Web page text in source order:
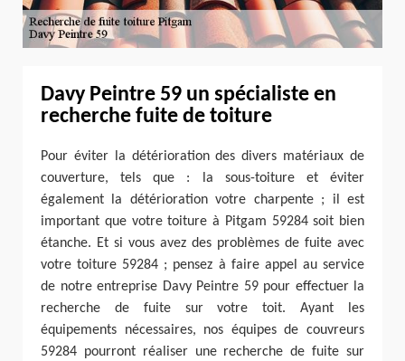
Davy Peintre 59 un spécialiste en
recherche fuite de toiture
Pour éviter la détérioration des divers matériaux de
couverture, tels que : la sous-toiture et éviter
également la détérioration votre charpente ; il est
important que votre toiture à Pitgam 59284 soit bien
étanche. Et si vous avez des problèmes de fuite avec
votre toiture 59284 ; pensez à faire appel au service
de notre entreprise Davy Peintre 59 pour effectuer la
recherche de fuite sur votre toit. Ayant les
équipements nécessaires, nos équipes de couvreurs
59284 pourront réaliser une recherche de fuite sur